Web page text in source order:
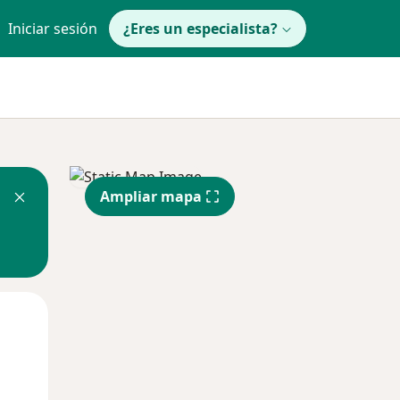
Iniciar sesión ¿Eres un especialista?
Ampliar mapa